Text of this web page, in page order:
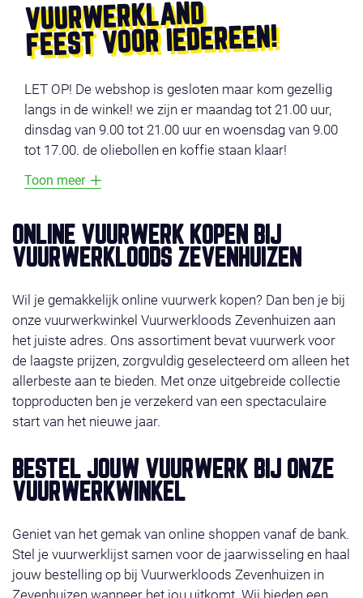
VUURWERKLAND
FEEST VOOR IEDEREEN!
LET OP! De webshop is gesloten maar kom gezellig
langs in de winkel! we zijn er maandag tot 21.00 uur,
dinsdag van 9.00 tot 21.00 uur en woensdag van 9.00
tot 17.00. de oliebollen en koffie staan klaar!
Toon meer
ONLINE VUURWERK KOPEN BIJ
VUURWERKLOODS ZEVENHUIZEN
Wil je gemakkelijk online vuurwerk kopen? Dan ben je bij
onze vuurwerkwinkel Vuurwerkloods Zevenhuizen aan
het juiste adres. Ons assortiment bevat vuurwerk voor
de laagste prijzen, zorgvuldig geselecteerd om alleen het
allerbeste aan te bieden. Met onze uitgebreide collectie
topproducten ben je verzekerd van een spectaculaire
start van het nieuwe jaar.
BESTEL JOUW VUURWERK BIJ ONZE
VUURWERKWINKEL
Geniet van het gemak van online shoppen vanaf de bank.
Stel je vuurwerklijst samen voor de jaarwisseling en haal
jouw bestelling op bij Vuurwerkloods Zevenhuizen in
Zevenhuizen wanneer het jou uitkomt. Wij bieden een